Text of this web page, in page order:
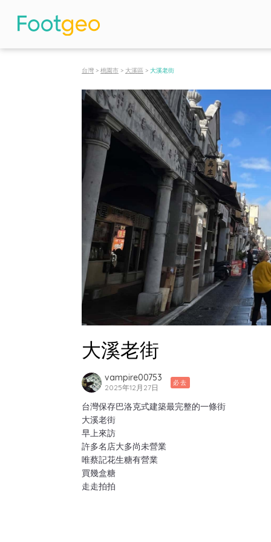
台灣 > 桃園市 > 大溪區 > 大溪老街
大溪老街
vampire00753
2025年12月27日
必去
台灣保存巴洛克式建築最完整的一條街
大溪老街
早上來訪
許多名店大多尚未營業
唯蔡記花生糖有營業
買幾盒糖
走走拍拍